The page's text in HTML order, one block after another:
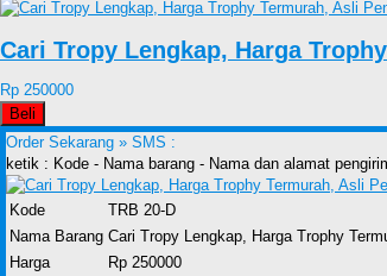
Cari Tropy Lengkap, Harga
Rp 250000
Beli
Order Sekarang » SMS :
ketik : Kode - Nama barang - Nama dan alamat
Kode
TRB 20-D
Nama Barang Cari Tropy Lengkap, Harga Trophy
Harga
Rp 250000